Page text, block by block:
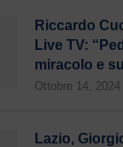
Riccardo
Live TV:
miracolo e
Ottobre 14, 2024
Lazio,